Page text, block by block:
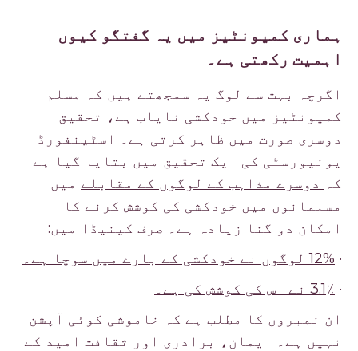
ہماری کمیونٹیز میں یہ گفتگو کیوں
اہمیت رکھتی ہے۔
اگرچہ بہت سے لوگ یہ سمجھتے ہیں کہ مسلم
کمیونٹیز میں خودکشی نایاب ہے، تحقیق
دوسری صورت میں ظاہر کرتی ہے۔ اسٹینفورڈ
یونیورسٹی کی ایک تحقیق میں بتایا گیا ہے
دوسرے مذاہب کے لوگوں کے مقابلےمیں
مسلمانوں میں خودکشی کی کوشش کرنے کا
امکان دو گنا زیادہ ہے۔ صرف کینیڈا میں:
12% لوگوں نے خودکشی کے بارے میں سوچا ہے۔
3.1٪ نے اس کی کوشش کی ہے۔
ان نمبروں کا مطلب ہے کہ خاموشی کوئی آپشن
نہیں ہے۔ ایمان، برادری اور ثقافت امید کے